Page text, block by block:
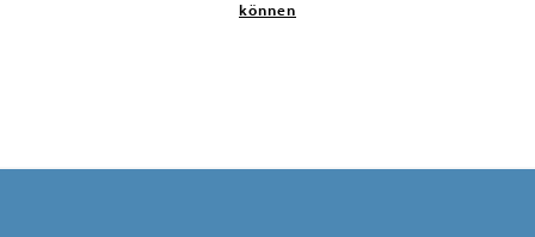
können